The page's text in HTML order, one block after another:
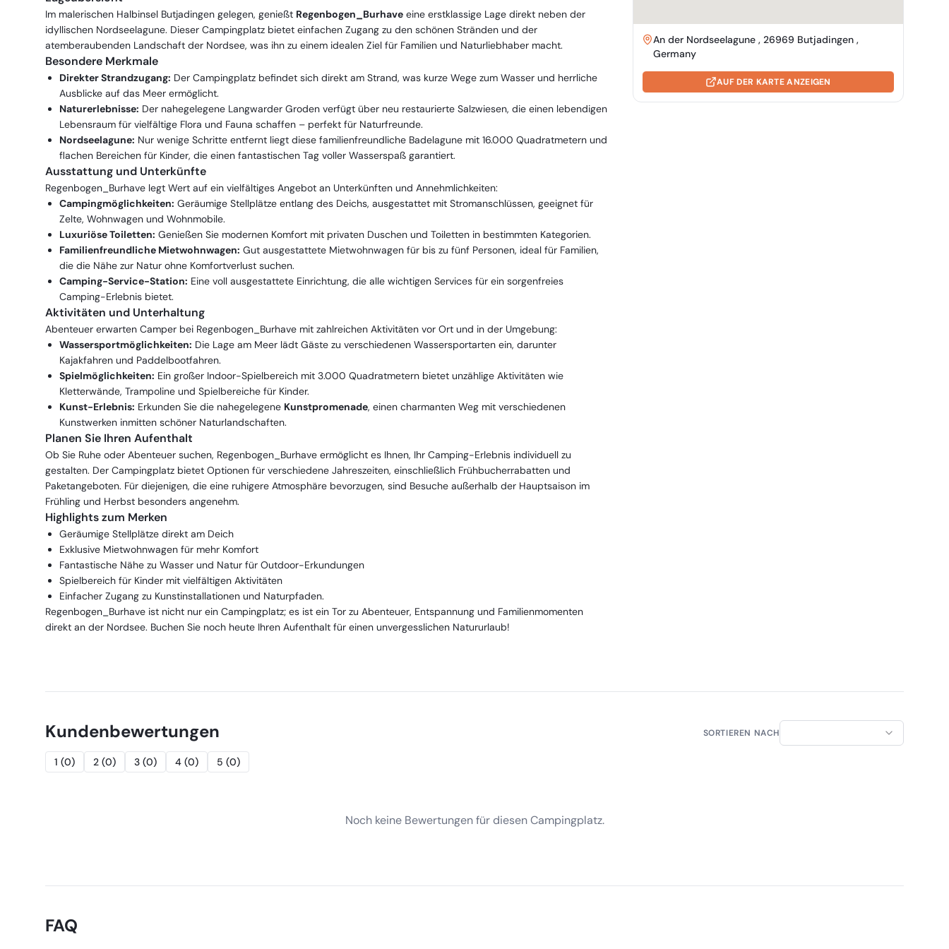
Im malerischen Halbinsel Butjadingen gelegen, genießt Regenbogen_Burhave eine erstklassige Lage direkt neben der
idyllischen Nordseelagune. Dieser Campingplatz bietet einfachen Zugang zu den schönen Stränden und der
atemberaubenden Landschaft der Nordsee, was ihn zu einem idealen Ziel für Familien und Naturliebhaber macht.
Besondere Merkmale
Direkter Strandzugang: Der Campingplatz befindet sich direkt am Strand, was kurze Wege zum Wasser und herrliche
Ausblicke auf das Meer ermöglicht.
Naturerlebnisse: Der nahegelegene Langwarder Groden verfügt über neu restaurierte Salzwiesen, die einen lebendigen
Lebensraum für vielfältige Flora und Fauna schaffen – perfekt für Naturfreunde.
Nordseelagune: Nur wenige Schritte entfernt liegt diese familienfreundliche Badelagune mit 16.000 Quadratmetern und
flachen Bereichen für Kinder, die einen fantastischen Tag voller Wasserspaß garantiert.
Ausstattung und Unterkünfte
Regenbogen_Burhave legt Wert auf ein vielfältiges Angebot an Unterkünften und Annehmlichkeiten:
Campingmöglichkeiten: Geräumige Stellplätze entlang des Deichs, ausgestattet mit Stromanschlüssen, geeignet für
Zelte, Wohnwagen und Wohnmobile.
Luxuriöse Toiletten: Genießen Sie modernen Komfort mit privaten Duschen und Toiletten in bestimmten Kategorien.
Familienfreundliche Mietwohnwagen: Gut ausgestattete Mietwohnwagen für bis zu fünf Personen, ideal für Familien,
die die Nähe zur Natur ohne Komfortverlust suchen.
Camping-Service-Station: Eine voll ausgestattete Einrichtung, die alle wichtigen Services für ein sorgenfreies
Camping-Erlebnis bietet.
Aktivitäten und Unterhaltung
Abenteuer erwarten Camper bei Regenbogen_Burhave mit zahlreichen Aktivitäten vor Ort und in der Umgebung:
Wassersportmöglichkeiten: Die Lage am Meer lädt Gäste zu verschiedenen Wassersportarten ein, darunter
Kajakfahren und Paddelbootfahren.
Spielmöglichkeiten: Ein großer Indoor-Spielbereich mit 3.000 Quadratmetern bietet unzählige Aktivitäten wie
Kletterwände, Trampoline und Spielbereiche für Kinder.
Kunst-Erlebnis: Erkunden Sie die nahegelegene Kunstpromenade, einen charmanten Weg mit verschiedenen
Kunstwerken inmitten schöner Naturlandschaften.
Planen Sie Ihren Aufenthalt
Ob Sie Ruhe oder Abenteuer suchen, Regenbogen_Burhave ermöglicht es Ihnen, Ihr Camping-Erlebnis individuell zu
gestalten. Der Campingplatz bietet Optionen für verschiedene Jahreszeiten, einschließlich Frühbucherrabatten und
Paketangeboten. Für diejenigen, die eine ruhigere Atmosphäre bevorzugen, sind Besuche außerhalb der Hauptsaison im
Frühling und Herbst besonders angenehm.
Highlights zum Merken
Geräumige Stellplätze direkt am Deich
Exklusive Mietwohnwagen für mehr Komfort
Fantastische Nähe zu Wasser und Natur für Outdoor-Erkundungen
Spielbereich für Kinder mit vielfältigen Aktivitäten
Einfacher Zugang zu Kunstinstallationen und Naturpfaden.
Regenbogen_Burhave ist nicht nur ein Campingplatz; es ist ein Tor zu Abenteuer, Entspannung und Familienmomenten
direkt an der Nordsee. Buchen Sie noch heute Ihren Aufenthalt für einen unvergesslichen Natururlaub!
An der Nordseelagune , 26969 Butjadingen ,
Germany
AUF DER KARTE ANZEIGEN
Kundenbewertungen
1 (0) 2 (0) 3 (0) 4 (0) 5 (0)
SORTIEREN NACH
Noch keine Bewertungen für diesen Campingplatz.
FAQ